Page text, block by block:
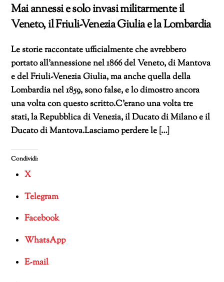
Mai annessi e solo invasi militarmente il
Veneto, il Friuli-Venezia Giulia e la Lombardia
Le storie raccontate ufficialmente che avrebbero
portato all’annessione nel 1866 del Veneto, di Mantova
e del Friuli-Venezia Giulia, ma anche quella della
Lombardia nel 1859, sono false, e lo dimostro ancora
una volta con questo scritto.C’erano una volta tre
stati, la Repubblica di Venezia, il Ducato di Milano e il
Ducato di Mantova.Lasciamo perdere le […]
Condividi:
X
Telegram
Facebook
WhatsApp
E-mail